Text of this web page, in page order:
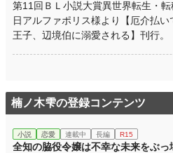
第11回ＢＬ小説大賞異世界転生・
日アルファポリス様より【厄介払
王子、辺境伯に溺愛される】刊行。
楠ノ木雫の登録コンテンツ
小説 恋愛 連載中 長編 R15
全知の脇役令嬢は不幸な未来をぶっ